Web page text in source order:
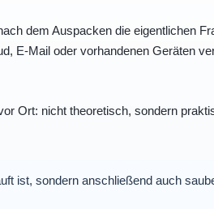
dem Auspacken die eigentlichen
E-Mail oder vorhandenen Geräten
Ort: nicht theoretisch, sondern
ist, sondern anschließend auch